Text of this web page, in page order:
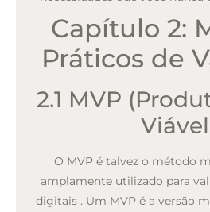
Capítulo 2:
Práticos de
2.1 MVP
O MVP é talvez o método
amplamente utilizado para
digitais . Um MVP é a versão